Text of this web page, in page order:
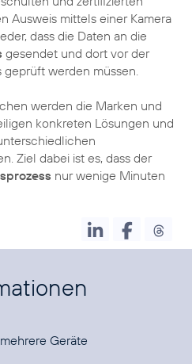
Ausweis mittels einer Kamera
dass die Daten an die
gesendet und dort vor der
werden müssen.
werden die Marken und
konkreten Lösungen und
Ziel dabei ist es, dass der
nur wenige Minuten
Geräte